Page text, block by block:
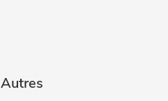
Autres